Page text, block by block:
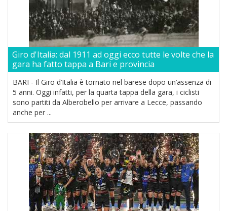
Giro d'Italia: dal 1911 ad oggi ecco tutte le volte che la
gara ha fatto tappa a Bari e provincia
BARI - Il Giro d’Italia è tornato nel barese dopo un’assenza di
5 anni. Oggi infatti, per la quarta tappa della gara, i ciclisti
sono partiti da Alberobello per arrivare a Lecce, passando
anche per ...